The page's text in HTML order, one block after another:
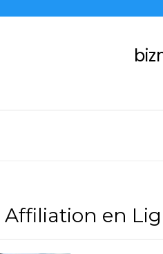
Affiliation en